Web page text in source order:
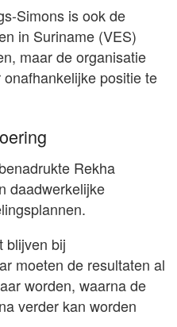
Simons is ook de
in Suriname (VES)
maar de organisatie
positie te
Rekha
daadwerkelijke
blijven bij
moeten de resultaten al
worden, waarna de
verder kan worden